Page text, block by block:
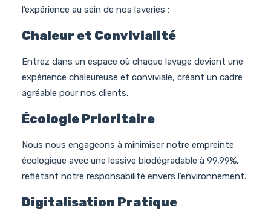
l’expérience au sein de nos laveries :
Chaleur et Convivialité
Entrez dans un espace où chaque lavage devient une
expérience chaleureuse et conviviale, créant un cadre
agréable pour nos clients.
Écologie Prioritaire
Nous nous engageons à minimiser notre empreinte
écologique avec une lessive biodégradable à 99,99%,
reflétant notre responsabilité envers l’environnement.
Digitalisation Pratique